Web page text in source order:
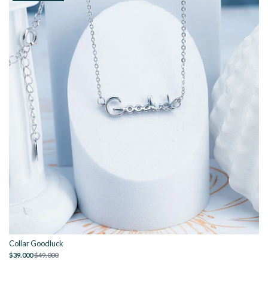
Collar Goodluck
$39.000$49.000